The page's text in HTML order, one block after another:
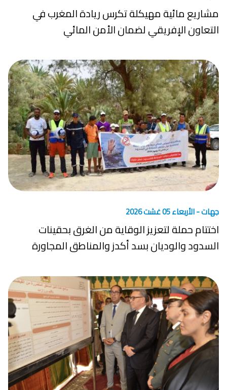
مشاريع مائية مهيكلة تكرس ريادة المغرب في
التعاون الإفريقي لضمان الأمن المائي
جهات -الأربعاء 05 غشت 2026
اختتام حملة لتعزيز الوقاية من الغرق بحقينات
السدود والوديان بسد أكدز والمناطق المجاورة